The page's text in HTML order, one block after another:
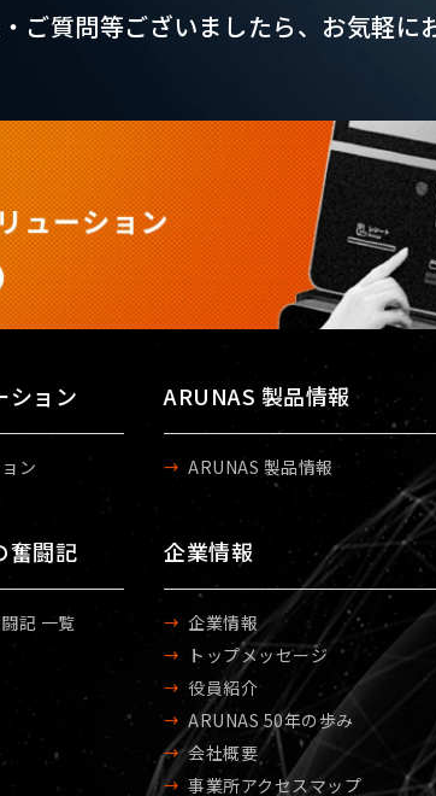
ご質問等ございましたら、 お気軽に
ション
ン
ARUNAS 製品情報
ARUNAS 製品情報
奮闘記
記 一覧
企業情報
企業情報
トップメッセージ
役員紹介
ARUNAS 50年の歩み
会社概要
事業所アクセスマップ